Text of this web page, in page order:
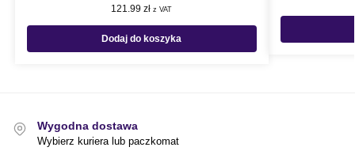
121.99zł z VAT
Dodaj do koszyka
Wygodna dostawa
Wybierz kuriera lub paczkomat